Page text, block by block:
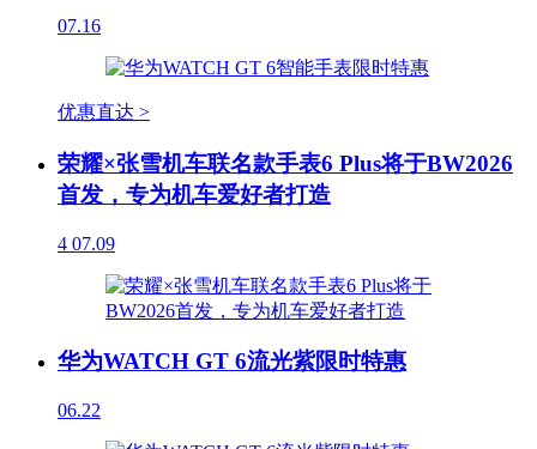
07.16
优惠直达 >
荣耀×张雪机车联名款手表6 Plus将于BW2026
首发，专为机车爱好者打造
4 07.09
华为WATCH GT 6流光紫限时特惠
06.22